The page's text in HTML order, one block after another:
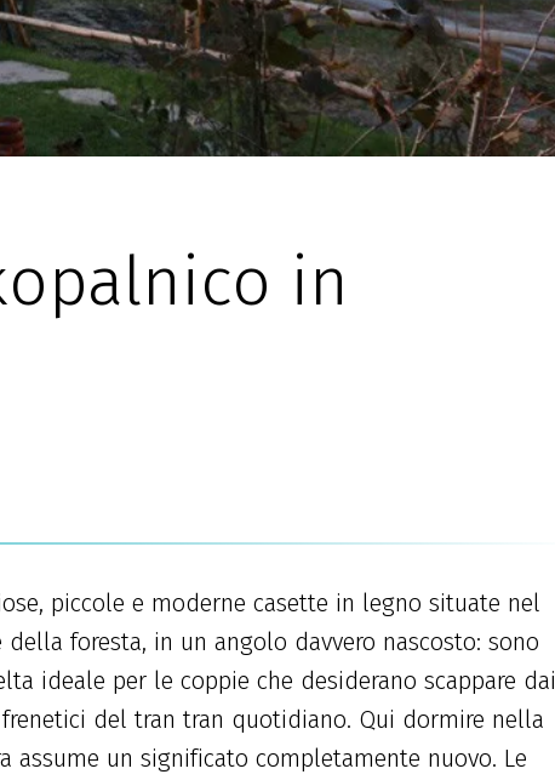
in
piccole e moderne casette in legno situate nel
della foresta, in un angolo davvero nascosto: sono
ideale per le coppie che desiderano scappare dai
del tran tran quotidiano. Qui dormire nella
assume un significato completamente nuovo. Le